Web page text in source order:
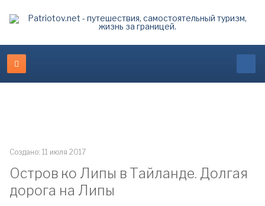
Создано: 11 июля 2017
Остров ко Липы в Тайланде. Долгая
дорога на Липы